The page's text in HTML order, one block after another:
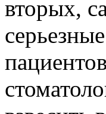
вторых,